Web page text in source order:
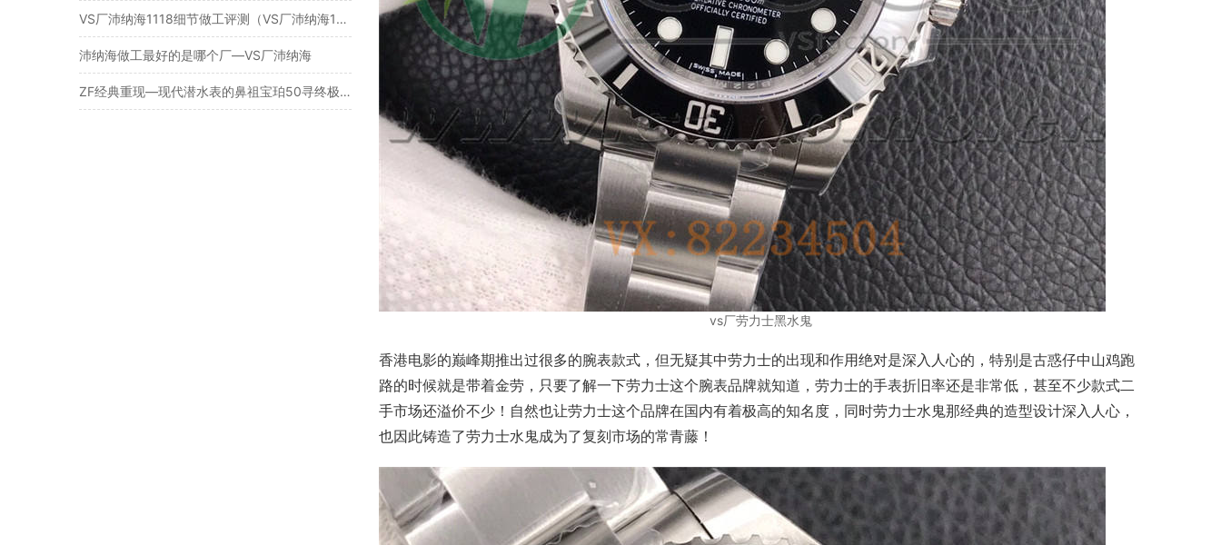
vs厂劳力士黑水鬼
香港电影的巅峰期推出过很多的腕表款式，但无疑其中劳力士的出现和作用绝对是深入人心的，特别是古惑仔中山鸡跑
路的时候就是带着金劳，只要了解一下劳力士这个腕表品牌就知道，劳力士的手表折旧率还是非常低，甚至不少款式二
手市场还溢价不少！自然也让劳力士这个品牌在国内有着极高的知名度，同时劳力士水鬼那经典的造型设计深入人心，
也因此铸造了劳力士水鬼成为了复刻市场的常青藤！
VS厂沛纳海1118细节做工评测（VS厂沛纳海1118怎么样）
沛纳海做工最好的是哪个厂—VS厂沛纳海
ZF经典重现—现代潜水表的鼻祖宝珀50寻终极版涅槃重生评测​